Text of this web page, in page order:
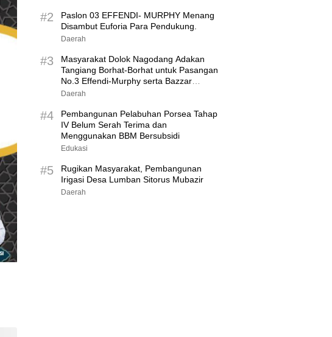
#2
Paslon 03 EFFENDI- MURPHY Menang
Disambut Euforia Para Pendukung.
Daerah
#3
Masyarakat Dolok Nagodang Adakan
Tangiang Borhat-Borhat untuk Pasangan
No.3 Effendi-Murphy serta Bazzar
Sembako Murah
Daerah
#4
Pembangunan Pelabuhan Porsea Tahap
IV Belum Serah Terima dan
Menggunakan BBM Bersubsidi
Edukasi
#5
Rugikan Masyarakat, Pembangunan
Irigasi Desa Lumban Sitorus Mubazir
Daerah